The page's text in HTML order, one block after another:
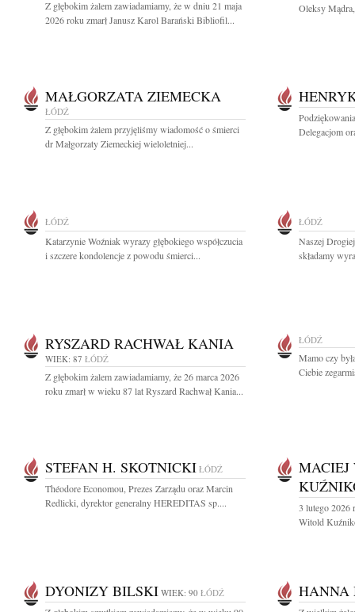
Z głębokim żalem zawiadamiamy, że w dniu 21 maja
2026 roku zmarł Janusz Karol Barański Bibliofil...
Oleksy
MAŁGORZATA ZIEMECKA
ŁÓDŹ
Z głębokim żalem przyjęliśmy wiadomość o śmierci
dr Małgorzaty Ziemeckiej wieloletniej...
Delegacjom
ŁÓDŹ
Katarzynie Woźniak wyrazy głębokiego współczucia
i szczere kondolencje z powodu śmierci...
ŁÓDŹ
Naszej
składamy
RYSZARD RACHWAŁ KANIA
WIEK: 87 ŁÓDŹ
Z głębokim żalem zawiadamiamy, że 26 marca 2026
roku zmarł w wieku 87 lat Ryszard Rachwał Kania...
ŁÓDŹ
Mamo czy
Ciebie
STEFAN H. SKOTNICKI ŁÓDŹ
Théodore Economou, Prezes Zarządu oraz Marcin
Redlicki, dyrektor generalny HEREDITAS sp....
MACIEJ
3 lutego 2026
Witold
DYONIZY BILSKI WIEK: 90 ŁÓDŹ